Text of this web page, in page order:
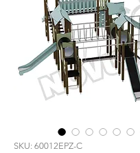
SKU: 60012EPZ-C